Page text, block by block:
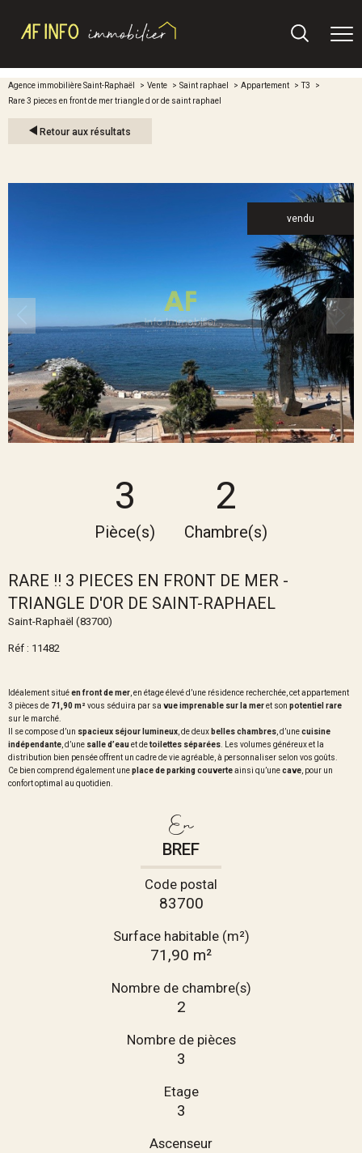
Agence immobilière Saint-Raphaël Vente Saint raphael Appartement
T3
Rare 3 pieces en front de mer triangle d or de saint raphael
Retour aux résultats
vendu
3
Pièce(s)
2
Chambre(s)
RARE !! 3 PIECES EN FRONT DE MER -
TRIANGLE D'OR DE SAINT-RAPHAEL
Saint-Raphaël (83700)
Réf : 11482
Idéalement situéen front de mer, en étage élevé d’une résidence recherchée, cet appartement
3 pièces de 71,90 m² vous séduira par sa vue imprenable sur la meret son potentiel rare
sur le marché.
Il se compose d’un spacieux séjour lumineux, de deux belles chambres, d’unecuisine
indépendante, d’une salle d’eauet detoilettes séparées. Les volumes généreux et la
distribution bien pensée offrent un cadre de vie agréable, à personnaliser selon vos goûts.
Ce bien comprend également uneplace de parking couverteainsi qu’unecave, pour un
confort optimal au quotidien.
En
BREF
Code postal
83700
Surface habitable (m²)
71,90 m²
Nombre de chambre(s)
2
Nombre de pièces
3
Etage
3
Ascenseur